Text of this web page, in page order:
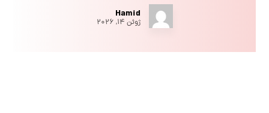
Hamid
ژوئن ۱۴, ۲۰۲۶